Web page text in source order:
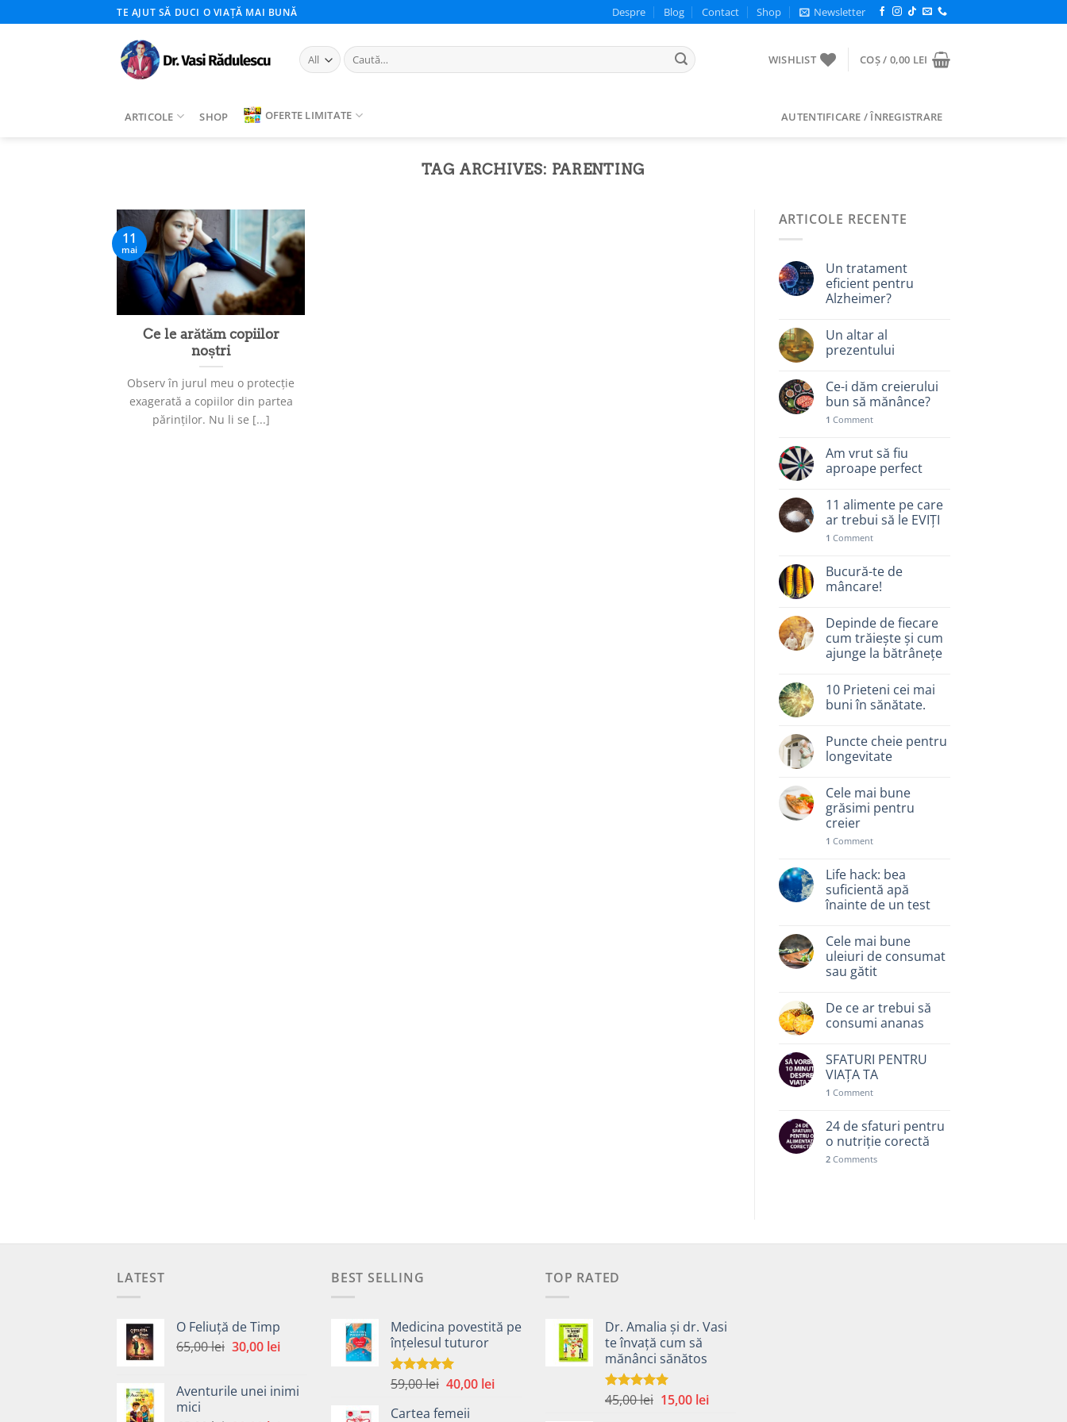
to
TE AJUT SĂ DUCI O VIAȚĂ MAI BUNĂ Despre Blog Contact Shop Newsletter
Caută
după:
WISHLIST COȘ / 0,00 LEI
ARTICOLE SHOP OFERTE LIMITATE AUTENTIFICARE / ÎNREGISTRARE
TAG ARCHIVES: PARENTING
Ce le arătăm copiilor
noștri
Observ în jurul meu o protecție
exagerată a copiilor din partea
părinților. Nu li se [...]
11
mai
ARTICOLE RECENTE
Un tratament
eficient pentru
Alzheimer?
Un altar al
prezentului
Ce-i dăm creierului
bun să mănânce?
1 Comment
Am vrut să fiu
aproape perfect
11 alimente pe care
ar trebui să le EVIȚI
1 Comment
Bucură-te de
mâncare!
Depinde de fiecare
cum trăiește și cum
ajunge la bătrânețe
10 Prieteni cei mai
buni în sănătate.
Puncte cheie pentru
longevitate
Cele mai bune
grăsimi pentru
creier
1 Comment
Life hack: bea
suficientă apă
înainte de un test
Cele mai bune
uleiuri de consumat
sau gătit
De ce ar trebui să
consumi ananas
SFATURI PENTRU
VIAȚA TA
1 Comment
24 de sfaturi pentru
o nutriție corectă
2Comments
LATEST
O Feliuță de Timp
65,00lei Prețul
fost:
30,00 leiPrețul
30,00 lei.
Aventurile unei inimi
mici
BEST SELLING
Medicina povestită pe
înțelesul tuturor
Evaluat la
59,00lei Prețul
a
40,00 leiPrețul
Cartea femeii
TOP RATED
Dr. Amalia și dr. Vasi
te învață cum să
mănânci sănătos
Evaluat la
45,00lei Prețul
15,00 leiPrețul